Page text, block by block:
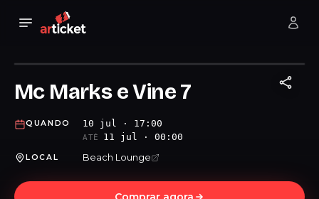
Mc Marks e Vine 7
QUANDO 10 jul · 17:00
ATÉ 11 jul · 00:00
LOCAL Beach Lounge